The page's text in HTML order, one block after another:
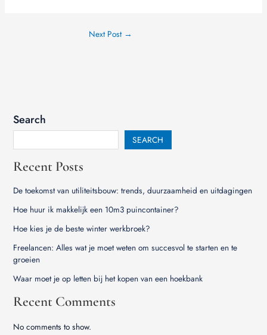
Next Post →
Search
SEARCH
Recent Posts
De toekomst van utiliteitsbouw: trends, duurzaamheid en uitdagingen
Hoe huur ik makkelijk een 10m3 puincontainer?
Hoe kies je de beste winter werkbroek?
Freelancen: Alles wat je moet weten om succesvol te starten en te
groeien
Waar moet je op letten bij het kopen van een hoekbank
Recent Comments
No comments to show.